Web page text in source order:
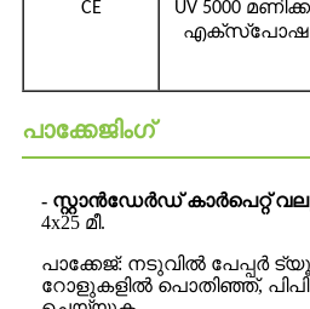
CE
UV 5000
പാക്കേജിംഗ്
- സ്റ്റാൻഡേർഡ് കാർപെറ്റ്
4x25 മീ.
പാക്കേജ്: നടുവിൽ പേപ്പർ
റോളുകളിൽ പൊതിഞ്ഞ്,